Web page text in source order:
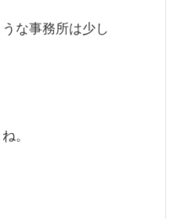
な事務所は少し
。